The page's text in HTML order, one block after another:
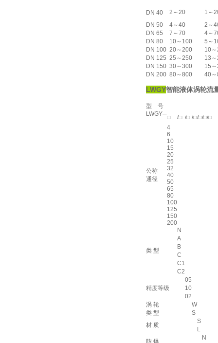
DN 40 2～20
1～
DN 50
4～40
2～
DN 65
7～70
4～
DN 80
10～100
5～
DN 100 20～200
10
DN 125 25～250
13
DN 150 30～300
15
DN 200 80～800 40
LWGY智能液体涡轮流
型 号
LWGY─□ /□ /□ /□/□/□/□
公称
通径
4
6
10
15
20
25
32
40
50
65
80
100
125
150
200
类 型
N
A
B
C
C1
C2
精度等级
05
10
02
涡 轮
类 型
W
S
材 质
S
L
防 爆
N